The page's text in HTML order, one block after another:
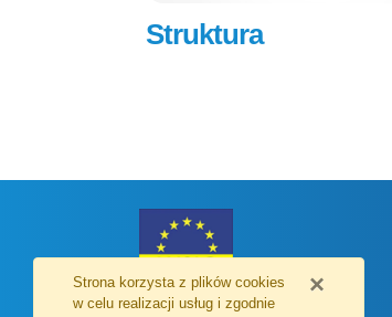
×
Strona korzysta z plików cookies
w celu realizacji usług i zgodnie
Struktura